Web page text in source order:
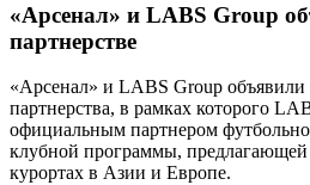
«Арсенал» и LABS Group
партнерстве
«Арсенал» и LABS Group объявили
партнерства, в рамках которого
официальным партнером
клубной программы,
курортах в Азии и Европе.